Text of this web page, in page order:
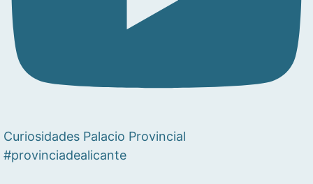
Curiosidades Palacio Provincial
#provinciadealicante